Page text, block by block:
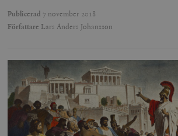
Publicerad 7 november 2018
Författare Lars Anders Johansson